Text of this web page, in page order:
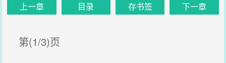
上一章 目录 存书签 下一章
第(1/3)页